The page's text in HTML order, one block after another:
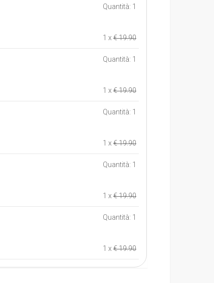
Quantità: 1
1 x € 19.90
Quantità: 1
1 x € 19.90
Quantità: 1
1 x € 19.90
Quantità: 1
1 x € 19.90
Quantità: 1
1 x € 19.90